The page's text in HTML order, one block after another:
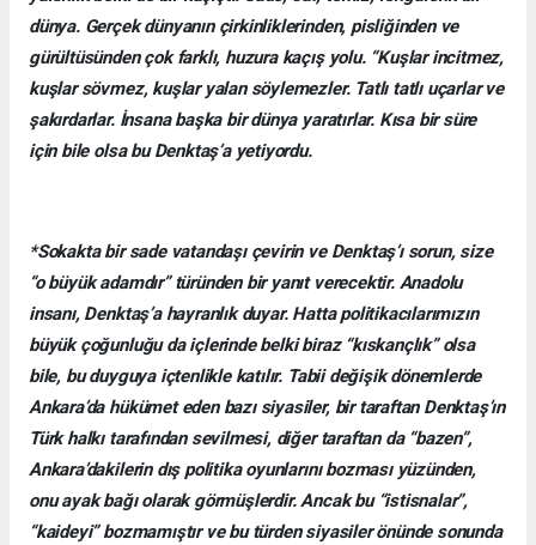
dünya. Gerçek dünyanın çirkinliklerinden, pisliğinden ve
gürültüsünden çok farklı, huzura kaçış yolu. “Kuşlar incitmez,
kuşlar sövmez, kuşlar yalan söylemezler. Tatlı tatlı uçarlar ve
şakırdarlar. İnsana başka bir dünya yaratırlar. Kısa bir süre
için bile olsa bu Denktaş’a yetiyordu.
*Sokakta bir sade vatandaşı çevirin ve Denktaş’ı sorun, size
“o büyük adamdır” türünden bir yanıt verecektir. Anadolu
insanı, Denktaş’a hayranlık duyar. Hatta politikacılarımızın
büyük çoğunluğu da içlerinde belki biraz “kıskançlık” olsa
bile, bu duyguya içtenlikle katılır. Tabii değişik dönemlerde
Ankara’da hükümet eden bazı siyasiler, bir taraftan Denktaş’ın
Türk halkı tarafından sevilmesi, diğer taraftan da “bazen”,
Ankara’dakilerin dış politika oyunlarını bozması yüzünden,
onu ayak bağı olarak görmüşlerdir. Ancak bu “istisnalar”,
“kaideyi” bozmamıştır ve bu türden siyasiler önünde sonunda